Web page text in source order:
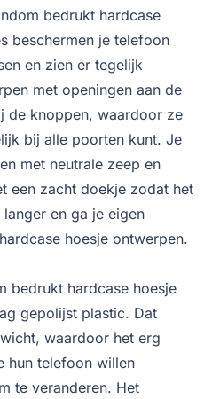
bedrukt hardcase
beschermen je telefoon
en zien er tegelijk
met openingen aan de
de knoppen, waardoor ze
bij alle poorten kunt. Je
met neutrale zeep en
een zacht doekje zodat het
en ga je eigen
hoesje ontwerpen.
bedrukt hardcase hoesje
gepolijst plastic. Dat
waardoor het erg
hun telefoon willen
te veranderen. Het